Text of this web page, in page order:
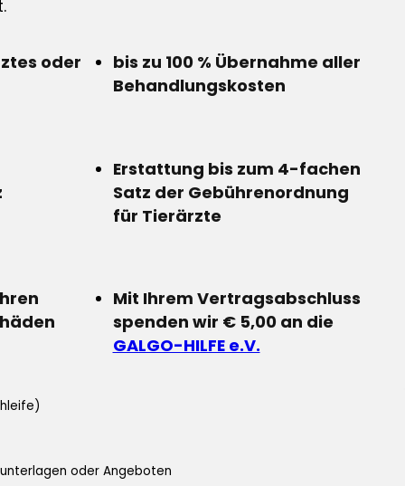
oder
bis zu 100 % Übernahme aller
Behandlungskosten
Erstattung bis zum 4-fachen
Satz der Gebührenordnung
für Tierärzte
Mit Ihrem Vertragsabschluss
spenden wir € 5,00 an die
GALGO-HILFE e.V.
oder Angeboten